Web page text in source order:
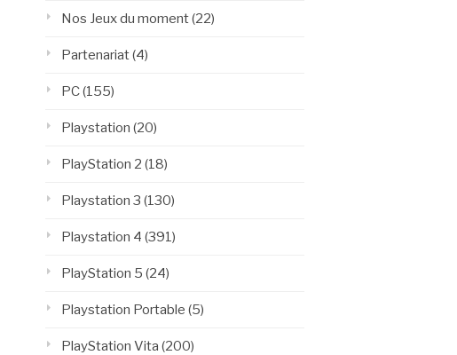
Nos Jeux du moment(22)
Partenariat(4)
PC(155)
Playstation (20)
PlayStation 2 (18)
Playstation 3 (130)
Playstation 4 (391)
PlayStation 5 (24)
Playstation Portable (5)
PlayStation Vita (200)